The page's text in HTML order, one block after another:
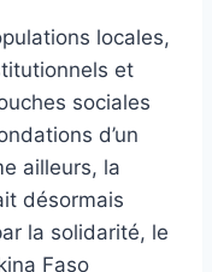
locales,
et
sociales
d’un
ailleurs, la
désormais
la solidarité, le
Faso